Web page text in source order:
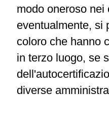
modo oneroso
eventualmente, si
coloro che hanno
in terzo luogo, se
diverse